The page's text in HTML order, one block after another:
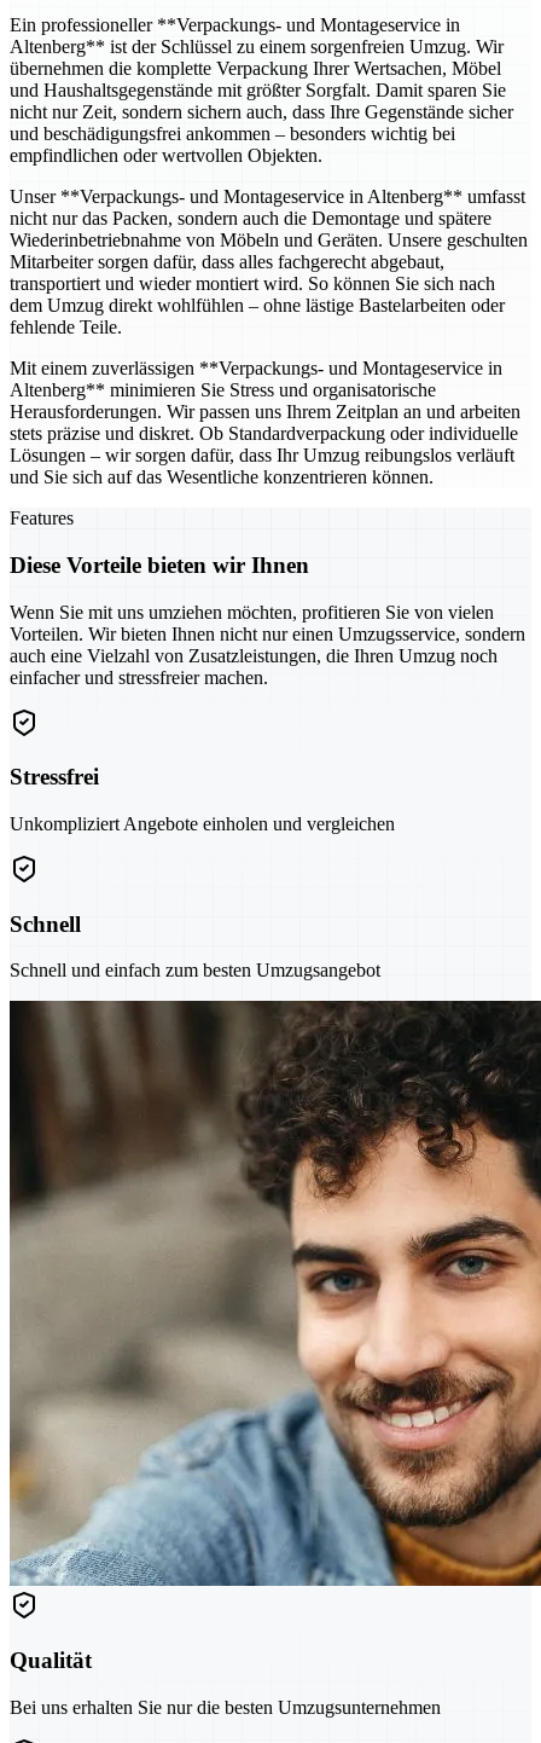
Ein professioneller **Verpackungs- und Montageservice in
Altenberg** ist der Schlüssel zu einem sorgenfreien Umzug. Wir
übernehmen die komplette Verpackung Ihrer Wertsachen, Möbel
und Haushaltsgegenstände mit größter Sorgfalt. Damit sparen Sie
nicht nur Zeit, sondern sichern auch, dass Ihre Gegenstände sicher
und beschädigungsfrei ankommen – besonders wichtig bei
empfindlichen oder wertvollen Objekten.
Unser **Verpackungs- und Montageservice in Altenberg** umfasst
nicht nur das Packen, sondern auch die Demontage und spätere
Wiederinbetriebnahme von Möbeln und Geräten. Unsere geschulten
Mitarbeiter sorgen dafür, dass alles fachgerecht abgebaut,
transportiert und wieder montiert wird. So können Sie sich nach
dem Umzug direkt wohlfühlen – ohne lästige Bastelarbeiten oder
fehlende Teile.
Mit einem zuverlässigen **Verpackungs- und Montageservice in
Altenberg** minimieren Sie Stress und organisatorische
Herausforderungen. Wir passen uns Ihrem Zeitplan an und arbeiten
stets präzise und diskret. Ob Standardverpackung oder individuelle
Lösungen – wir sorgen dafür, dass Ihr Umzug reibungslos verläuft
und Sie sich auf das Wesentliche konzentrieren können.
Features
Diese Vorteile bieten wir Ihnen
Wenn Sie mit uns umziehen möchten, profitieren Sie von vielen
Vorteilen. Wir bieten Ihnen nicht nur einen Umzugsservice, sondern
auch eine Vielzahl von Zusatzleistungen, die Ihren Umzug noch
einfacher und stressfreier machen.
Stressfrei
Unkompliziert Angebote einholen und vergleichen
Schnell
Schnell und einfach zum besten Umzugsangebot
Qualität
Bei uns erhalten Sie nur die besten Umzugsunternehmen